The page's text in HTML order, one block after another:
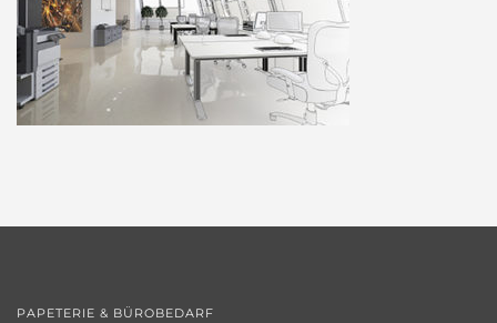
PAPETERIE & BÜROBEDARF